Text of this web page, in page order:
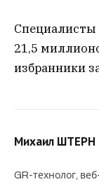
Специалисты
21,5
избранники
Михаил ШТЕРН
GR-технолог,